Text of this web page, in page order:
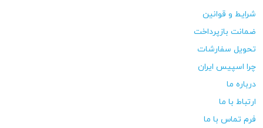
شرایط و قوانین
ضمانت بازپرداخت
تحویل سفارشات
چرا اسپیس ایران
درباره ما
ارتباط با ما
فرم تماس با ما